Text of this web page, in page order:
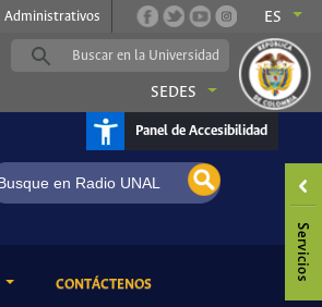
Administrativos ES
SEDES
Panel de Accesibilidad
CONTÁCTENOS(CURRENT)